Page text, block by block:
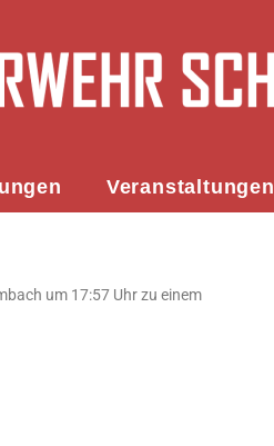
Veranstaltungen
um 17:57 Uhr zu einem